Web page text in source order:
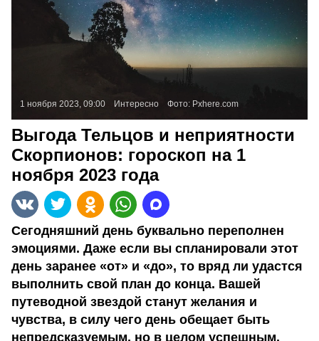
1 ноября 2023, 09:00 Интересно Фото: Pxhere.com
Выгода Тельцов и неприятности
Скорпионов: гороскоп на 1
ноября 2023 года
Сегодняшний день буквально переполнен
эмоциями. Даже если вы спланировали этот
день заранее «от» и «до», то вряд ли удастся
выполнить свой план до конца. Вашей
путеводной звездой станут желания и
чувства, в силу чего день обещает быть
непредсказуемым, но в целом успешным.